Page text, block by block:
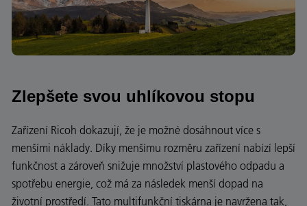
Zlepšete svou uhlíkovou stopu
Zařízení Ricoh dokazují, že je možné dosáhnout více s
menšími náklady. Díky menšímu rozměru zařízení nabízí lepší
funkčnost a zároveň snižuje množství plastového odpadu a
spotřebu energie, což má za následek menší dopad na
životní prostředí. Tato multifunkční tiskárna je navržena tak,